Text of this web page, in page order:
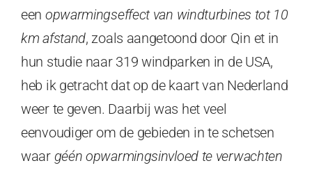
een opwarmingseffect van windturbines tot 10
km afstand, zoals aangetoond door Qin et in
hun studie naar 319 windparken in de USA,
heb ik getracht dat op de kaart van Nederland
weer te geven. Daarbij was het veel
eenvoudiger om de gebieden in te schetsen
waar géén opwarmingsinvloed te verwachten